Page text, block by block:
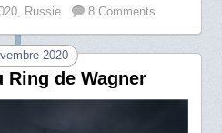
, Russie 8 Comments
2020
Ring de Wagner